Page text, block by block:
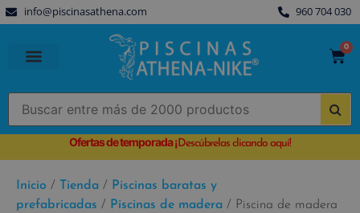
info@piscinasathena.com 960 704 030
0
Ofertas de temporada¡Descúbrelas clicando aquí!
Inicio / Tienda / Piscinas baratas y
prefabricadas / Piscinas de madera / Piscina de madera